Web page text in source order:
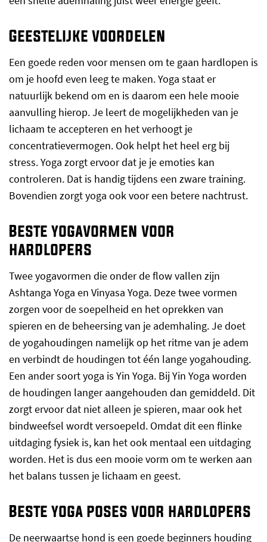
Geestelijke voordelen
Een goede reden voor mensen om te gaan hardlopen is
om je hoofd even leeg te maken. Yoga staat er
natuurlijk bekend om en is daarom een hele mooie
aanvulling hierop. Je leert de mogelijkheden van je
lichaam te accepteren en het verhoogt je
concentratievermogen. Ook helpt het heel erg bij
stress. Yoga zorgt ervoor dat je je emoties kan
controleren. Dat is handig tijdens een zware training.
Bovendien zorgt yoga ook voor een betere nachtrust.
Beste yogavormen voor
hardlopers
Twee yogavormen die onder de flow vallen zijn
Ashtanga Yoga en Vinyasa Yoga. Deze twee vormen
zorgen voor de soepelheid en het oprekken van
spieren en de beheersing van je ademhaling. Je doet
de yogahoudingen namelijk op het ritme van je adem
en verbindt de houdingen tot één lange yogahouding.
Een ander soort yoga is Yin Yoga. Bij Yin Yoga worden
de houdingen langer aangehouden dan gemiddeld. Dit
zorgt ervoor dat niet alleen je spieren, maar ook het
bindweefsel wordt versoepeld. Omdat dit een flinke
uitdaging fysiek is, kan het ook mentaal een uitdaging
worden. Het is dus een mooie vorm om te werken aan
het balans tussen je lichaam en geest.
Beste yoga poses voor hardlopers
De neerwaartse hond is een goede beginners houding